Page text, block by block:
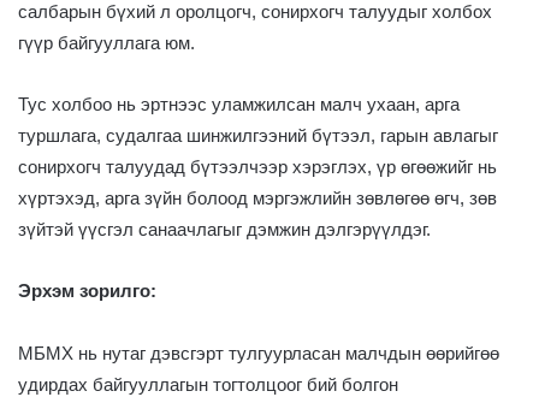
салбарын бүхий л оролцогч, сонирхогч талуудыг холбох
гүүр байгууллага юм.
Тус холбоо нь эртнээс уламжилсан малч ухаан, арга
туршлага, судалгаа шинжилгээний бүтээл, гарын авлагыг
сонирхогч талуудад бүтээлчээр хэрэглэх, үр өгөөжийг нь
хүртэхэд, арга зүйн болоод мэргэжлийн зөвлөгөө өгч, зөв
зүйтэй үүсгэл санаачлагыг дэмжин дэлгэрүүлдэг.
Эрхэм зорилго:
МБМХ нь нутаг дэвсгэрт тулгуурласан малчдын өөрийгөө
удирдах байгууллагын тогтолцоог бий болгон